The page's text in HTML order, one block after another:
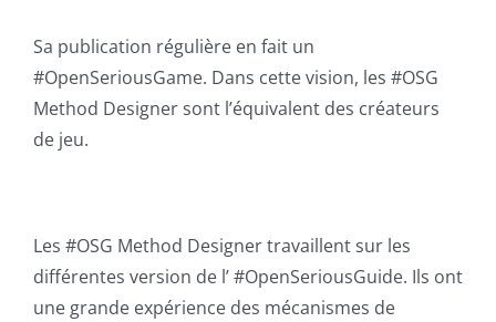
Sa publication régulière en fait un
#OpenSeriousGame. Dans cette vision, les #OSG
Method Designer sont l’équivalent des créateurs
de jeu.
Les #OSG Method Designer travaillent sur les
différentes version de l’ #OpenSeriousGuide. Ils ont
une grande expérience des mécanismes de